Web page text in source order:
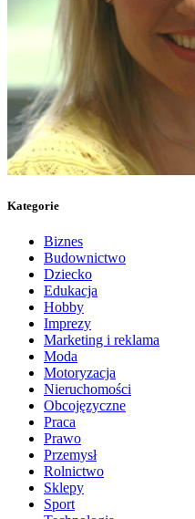
Kategorie
Biznes
Budownictwo
Dziecko
Edukacja
Hobby
Imprezy
Marketing i reklama
Moda
Motoryzacja
Nieruchomości
Obcojęzyczne
Praca
Prawo
Przemysł
Rolnictwo
Sklepy
Sport